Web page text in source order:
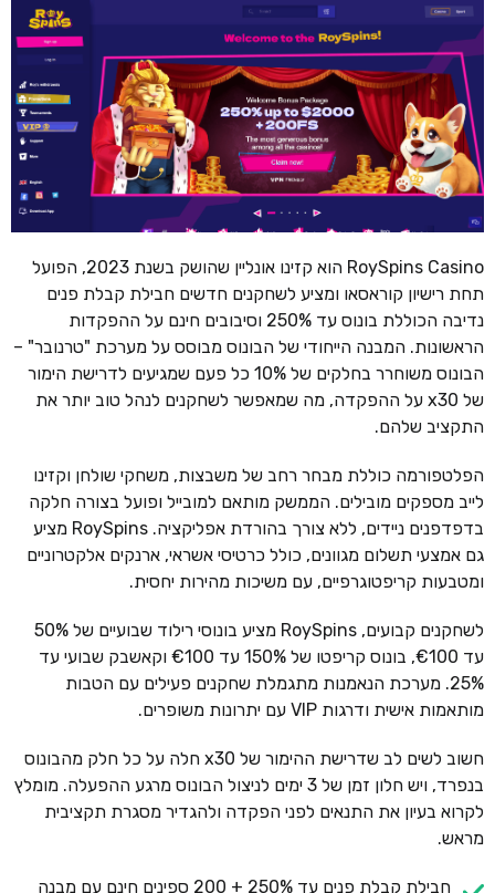
RoySpins Casino הוא קזינו אונליין שהושק בשנת 2023, הפועל
תחת רישיון קוראסאו ומציע לשחקנים חדשים חבילת קבלת פנים
נדיבה הכוללת בונוס עד 250% וסיבובים חינם על ההפקדות
הראשונות. המבנה הייחודי של הבונוס מבוסס על מערכת "טרנובר" –
הבונוס משוחרר בחלקים של 10% כל פעם שמגיעים לדרישת הימור
של x30 על ההפקדה, מה שמאפשר לשחקנים לנהל טוב יותר את
התקציב שלהם.
הפלטפורמה כוללת מבחר רחב של משבצות, משחקי שולחן וקזינו
לייב מספקים מובילים. הממשק מותאם למובייל ופועל בצורה חלקה
בדפדפנים ניידים, ללא צורך בהורדת אפליקציה. RoySpins מציע
גם אמצעי תשלום מגוונים, כולל כרטיסי אשראי, ארנקים אלקטרוניים
ומטבעות קריפטוגרפיים, עם משיכות מהירות יחסית.
לשחקנים קבועים, RoySpins מציע בונוסי רילוד שבועיים של 50%
עד €100, בונוס קריפטו של 150% עד €100 וקאשבק שבועי עד
25%. מערכת הנאמנות מתגמלת שחקנים פעילים עם הטבות
מותאמות אישית ודרגות VIP עם יתרונות משופרים.
חשוב לשים לב שדרישת ההימור של x30 חלה על כל חלק מהבונוס
בנפרד, ויש חלון זמן של 3 ימים לניצול הבונוס מרגע ההפעלה. מומלץ
לקרוא בעיון את התנאים לפני הפקדה ולהגדיר מסגרת תקציבית
מראש.
חבילת קבלת פנים עד 250% + 200 ספינים חינם עם מבנה